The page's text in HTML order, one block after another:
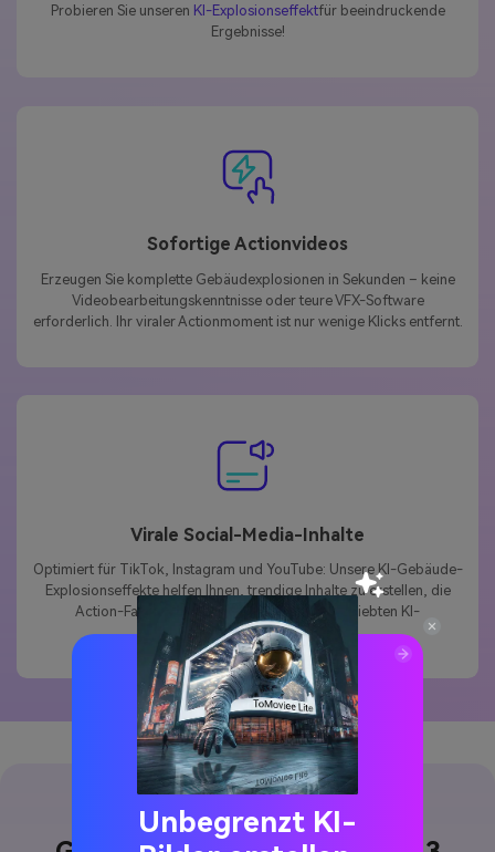
Probieren Sie unseren KI-Explosionseffektfür beeindruckende
Ergebnisse!
Sofortige Actionvideos
Erzeugen Sie komplette Gebäudexplosionen in Sekunden – keine
Videobearbeitungskenntnisse oder teure VFX-Software
erforderlich. Ihr viraler Actionmoment ist nur wenige Klicks entfernt.
Virale Social-Media-Inhalte
Optimiert für TikTok, Instagram und YouTube: Unsere KI-Gebäude-
Explosionseffekte helfen Ihnen, trendige Inhalte zu erstellen, die
Action-Fans gerne teilen – genau wie die beliebten KI-
Gebäudeexplosionsvideos.
So erstellen Sie epische KI-
Unbegrenzt KI-